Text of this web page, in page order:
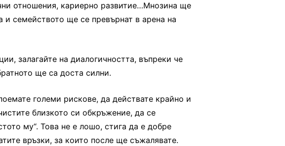
отношения, кариерно развитие…Мнозина ще
и семейството ще се превърнат в арена на
залагайте на диалогичността, въпреки че
ще са доста силни.
големи рискове, да действате крайно и
близкото си обкръжение, да се
му“. Това не е лошо, стига да е добре
връзки, за които после ще съжалявате.